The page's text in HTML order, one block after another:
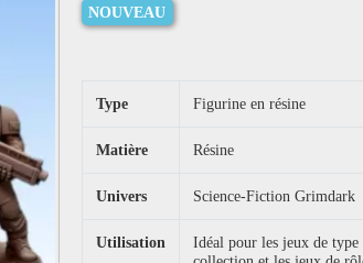
NOUVEAU
Type Figurine en résine
Matière Résine
Univers Science-Fiction Grimdark
Utilisation
Idéal pour les jeux de